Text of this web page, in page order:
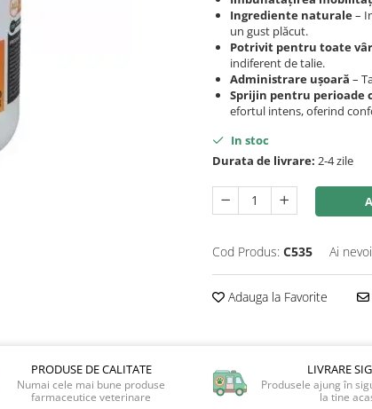
Ingrediente naturale–
un gust plăcut.
Potrivit pentru toate
indiferent de talie.
Administrare ușoară –
Sprijin pentru perioade
efortul intens, oferind
In stoc
Durata de livrare: 2-4 zile
Cod Produs: C535 Ai
Adauga la Favorite
PRODUSE DE CALITATE
Numai cele mai bune produse
farmaceutice veterinare
LIVRARE
Produsele ajung în
la tine